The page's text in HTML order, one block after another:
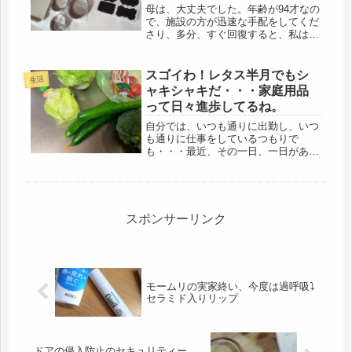
母は、大丈夫でした。年齢が94才なの
で、施設の方が迅速な手配をしてくだ
さり、多分、すぐ回復すると、私は、
て、膀胱炎を起こしたようで、体力が
ないので、すぐ発熱したようです。
ご...
生活
スゴイわ！レタス半月でもシ
ャキシャキだ・・・家庭用品
って日々進歩してるね。
自分では、いつも通りに出勤し、いつ
も通りに仕事をしているつもりで
も・・・最近、その一日、一日があれ
家...
スポンサーリンク
モームリの実家終い、今度は過呼吸⤵
セラミド入りリップ